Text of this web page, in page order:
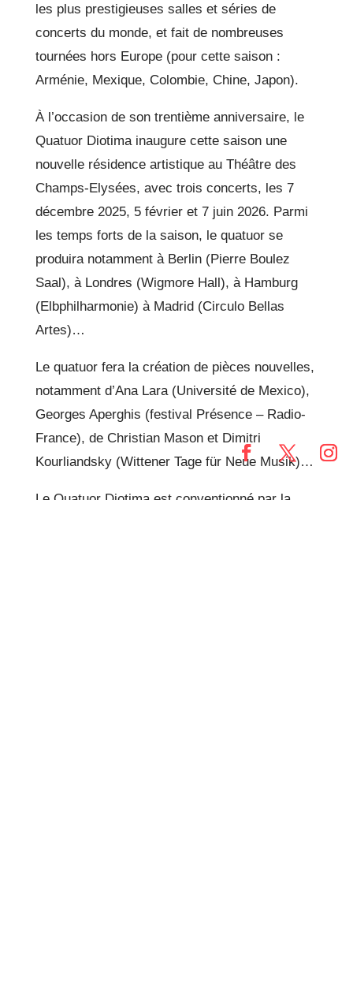
les plus prestigieuses salles et séries de
concerts du monde, et fait de nombreuses
tournées hors Europe (pour cette saison :
Arménie, Mexique, Colombie, Chine, Japon).
À l’occasion de son trentième anniversaire, le
Quatuor Diotima inaugure cette saison une
nouvelle résidence artistique au Théâtre des
Champs-Elysées, avec trois concerts, les 7
décembre 2025, 5 février et 7 juin 2026. Parmi
les temps forts de la saison, le quatuor se
produira notamment à Berlin (Pierre Boulez
Saal), à Londres (Wigmore Hall), à Hamburg
(Elbphilharmonie) à Madrid (Circulo Bellas
Artes)…
Le quatuor fera la création de pièces nouvelles,
notamment d’Ana Lara (Université de Mexico),
Georges Aperghis (festival Présence – Radio-
France), de Christian Mason et Dimitri
Kourliandsky (Wittener Tage für Neue Musik)…
Le Quatuor Diotima est conventionné par la